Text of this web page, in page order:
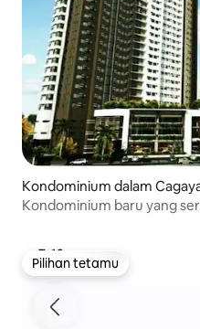
Kondominium dalam
Kondominium baru yang
Pilihan tetamu
Pilihan tetamu